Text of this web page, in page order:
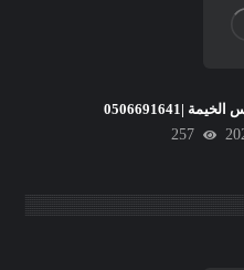
|0506691641
257